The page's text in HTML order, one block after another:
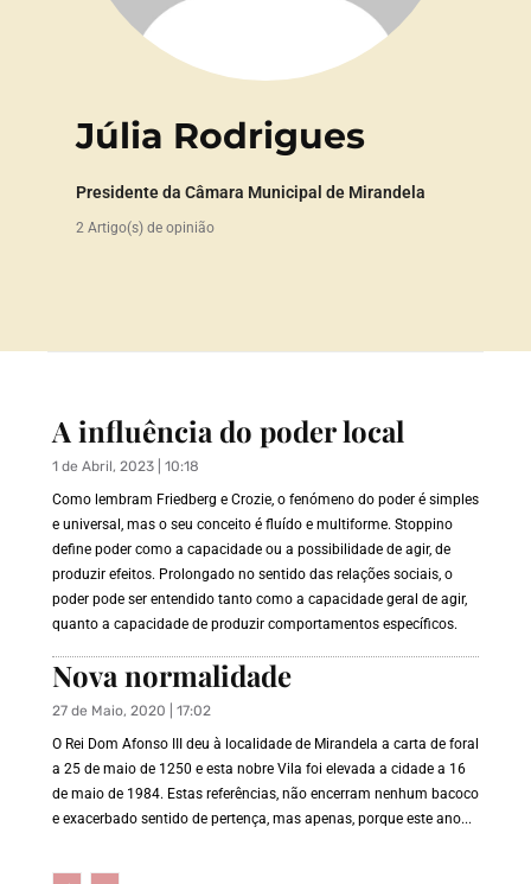
Júlia Rodrigues
Presidente da Câmara Municipal de Mirandela
2 Artigo(s) de opinião
A influência do poder local
1 de Abril, 2023 | 10:18
Como lembram Friedberg e Crozie, o fenómeno do poder é simples
e universal, mas o seu conceito é fluído e multiforme. Stoppino
define poder como a capacidade ou a possibilidade de agir, de
produzir efeitos. Prolongado no sentido das relações sociais, o
poder pode ser entendido tanto como a capacidade geral de agir,
quanto a capacidade de produzir comportamentos específicos.
Nova normalidade
27 de Maio, 2020 | 17:02
O Rei Dom Afonso III deu à localidade de Mirandela a carta de foral
a 25 de maio de 1250 e esta nobre Vila foi elevada a cidade a 16
de maio de 1984. Estas referências, não encerram nenhum bacoco
e exacerbado sentido de pertença, mas apenas, porque este ano...